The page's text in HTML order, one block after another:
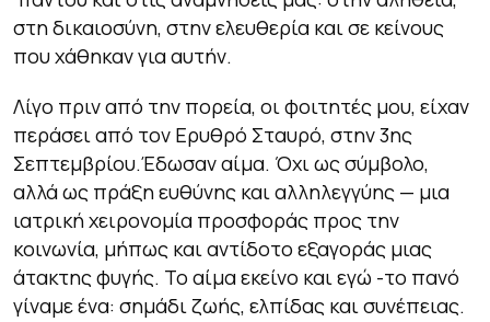
στη δικαιοσύνη, στην ελευθερία και σε κείνους
που χάθηκαν για αυτήν.
Λίγο πριν από την πορεία, οι φοιτητές μου, είχαν
περάσει από τον Ερυθρό Σταυρό, στην 3ης
Σεπτεμβρίου.Έδωσαν αίμα. Όχι ως σύμβολο,
αλλά ως πράξη ευθύνης και αλληλεγγύης — μια
ιατρική χειρονομία προσφοράς προς την
κοινωνία, μήπως και αντίδοτο εξαγοράς μιας
άτακτης φυγής. Το αίμα εκείνο και εγώ -το πανό
γίναμε ένα: σημάδι ζωής, ελπίδας και συνέπειας.